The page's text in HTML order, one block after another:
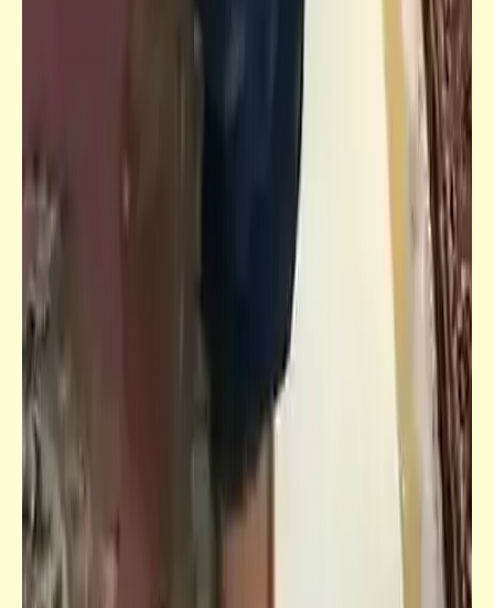
سخصية مصر | المنقبة (الميزة) الأولى: حُبُ
الوَطَنِ والتَضْحِيَةُ في سَبيلِه